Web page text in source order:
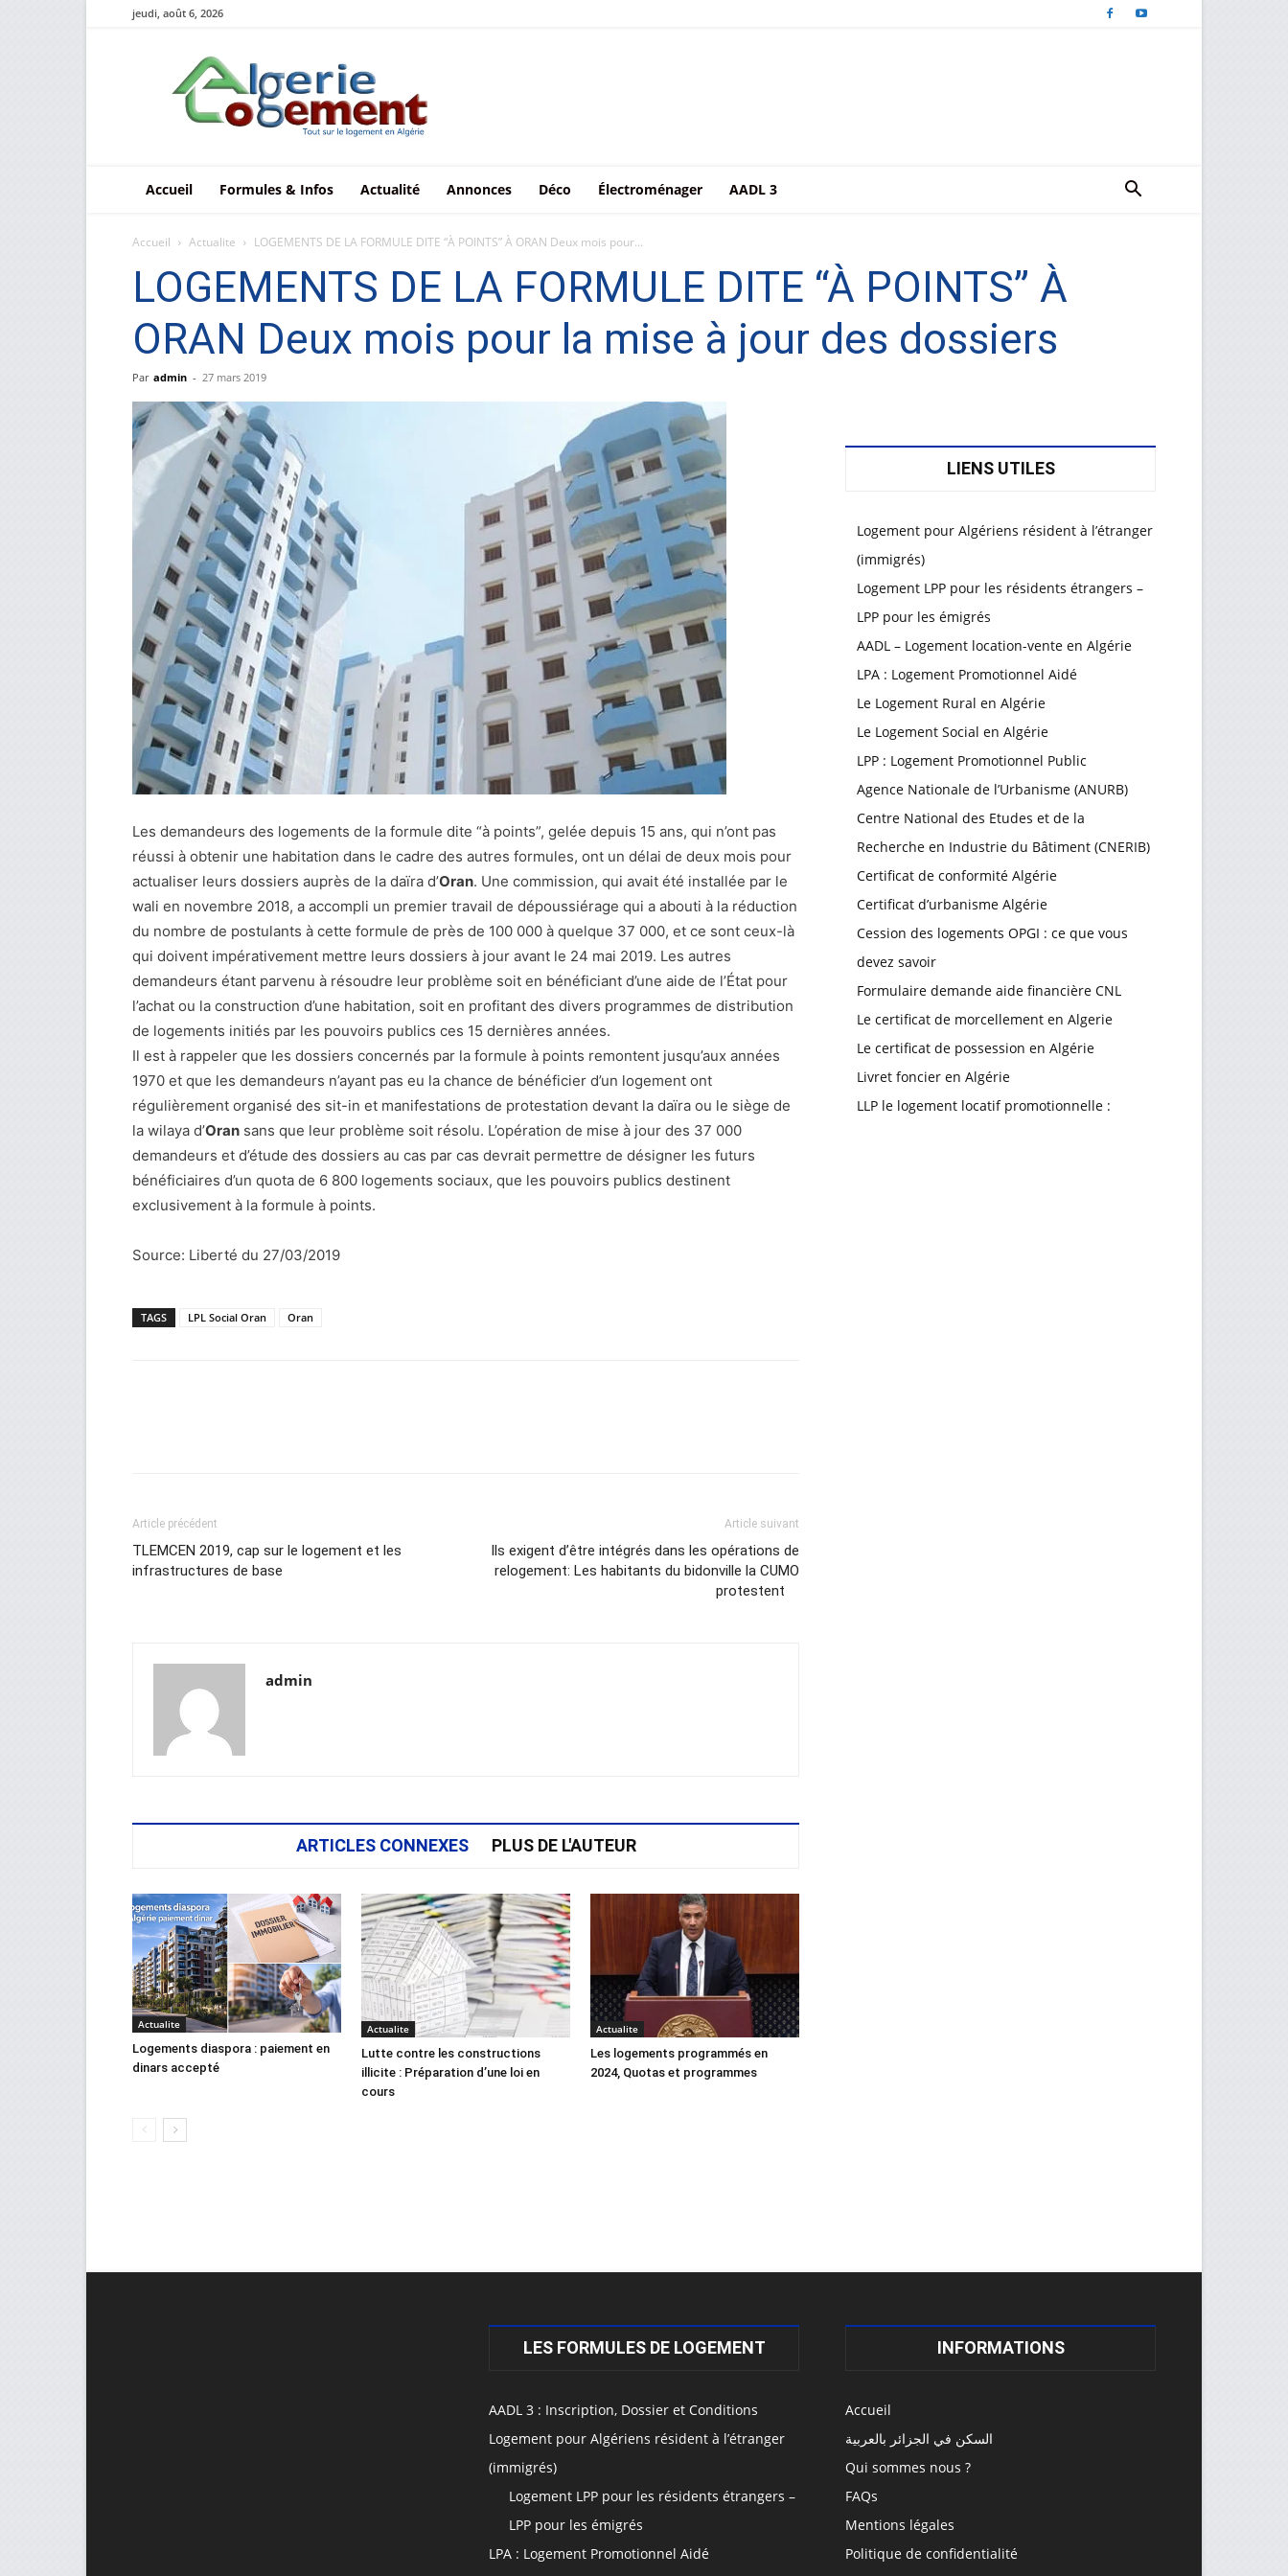
jeudi, août 6, 2026
Le
logement
en
Algérie
Accueil Formules & Infos Actualité Annonces Déco Électroménager AADL 3
Accueil Actualite LOGEMENTS DE LA FORMULE DITE “À POINTS” À ORAN Deux mois pour...
LOGEMENTS DE LA FORMULE DITE “À POINTS” À
ORAN Deux mois pour la mise à jour des dossiers
Par admin - 27 mars 2019
Les demandeurs des logements de la formule dite “à points”, gelée depuis 15 ans, qui n’ont pas
réussi à obtenir une habitation dans le cadre des autres formules, ont un délai de deux mois pour
actualiser leurs dossiers auprès de la daïra d’Oran. Une commission, qui avait été installée par le
wali en novembre 2018, a accompli un premier travail de dépoussiérage qui a abouti à la réduction
du nombre de postulants à cette formule de près de 100 000 à quelque 37 000, et ce sont ceux-là
qui doivent impérativement mettre leurs dossiers à jour avant le 24 mai 2019. Les autres
demandeurs étant parvenu à résoudre leur problème soit en bénéficiant d’une aide de l’État pour
l’achat ou la construction d’une habitation, soit en profitant des divers programmes de distribution
de logements initiés par les pouvoirs publics ces 15 dernières années.
Il est à rappeler que les dossiers concernés par la formule à points remontent jusqu’aux années
1970 et que les demandeurs n’ayant pas eu la chance de bénéficier d’un logement ont
régulièrement organisé des sit-in et manifestations de protestation devant la daïra ou le siège de
la wilaya d’Oran sans que leur problème soit résolu. L’opération de mise à jour des 37 000
demandeurs et d’étude des dossiers au cas par cas devrait permettre de désigner les futurs
bénéficiaires d’un quota de 6 800 logements sociaux, que les pouvoirs publics destinent
exclusivement à la formule à points.
Source: Liberté du 27/03/2019
TAGS LPL Social Oran Oran
Article précédent
TLEMCEN 2019, cap sur le logement et les
infrastructures de base
Article suivant
Ils exigent d’être intégrés dans les opérations de
relogement: Les habitants du bidonville la CUMO
protestent
admin
ARTICLES CONNEXES PLUS DE L'AUTEUR
Actualite
Logements diaspora : paiement en
dinars accepté
Actualite
Lutte contre les constructions
illicite : Préparation d’une loi en
cours
Actualite
Les logements programmés en
2024, Quotas et programmes
LIENS UTILES
Logement pour Algériens résident à l’étranger
(immigrés)
Logement LPP pour les résidents étrangers –
LPP pour les émigrés
AADL – Logement location-vente en Algérie
LPA : Logement Promotionnel Aidé
Le Logement Rural en Algérie
Le Logement Social en Algérie
LPP : Logement Promotionnel Public
Agence Nationale de l’Urbanisme (ANURB)
Centre National des Etudes et de la
Recherche en Industrie du Bâtiment (CNERIB)
Certificat de conformité Algérie
Certificat d’urbanisme Algérie
Cession des logements OPGI : ce que vous
devez savoir
Formulaire demande aide financière CNL
Le certificat de morcellement en Algerie
Le certificat de possession en Algérie
Livret foncier en Algérie
LLP le logement locatif promotionnelle :
LES FORMULES DE LOGEMENT
AADL 3 : Inscription, Dossier et Conditions
Logement pour Algériens résident à l’étranger
(immigrés)
Logement LPP pour les résidents étrangers –
LPP pour les émigrés
LPA : Logement Promotionnel Aidé
INFORMATIONS
Accueil
السكن في الجزائر بالعربية
Qui sommes nous ?
FAQs
Mentions légales
Politique de confidentialité